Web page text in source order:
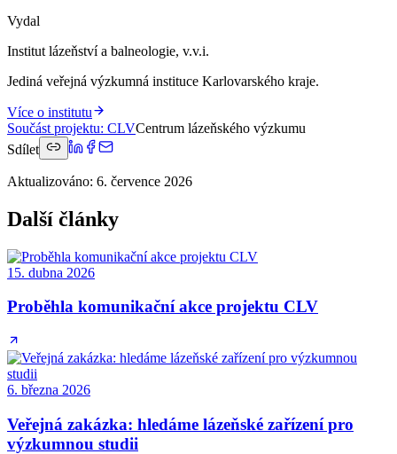
Vydal
Institut lázeňství a balneologie, v.v.i.
Jediná veřejná výzkumná instituce Karlovarského kraje.
Více o institutu
Součást projektu: CLVCentrum lázeňského výzkumu
Sdílet
Aktualizováno: 6. července 2026
Další články
15. dubna 2026
Proběhla komunikační akce projektu CLV
6. března 2026
Veřejná zakázka: hledáme lázeňské zařízení pro
výzkumnou studii